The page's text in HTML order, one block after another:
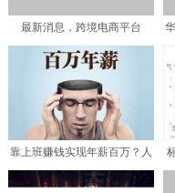
最新消息，跨境电商平台
Starday回馈中国卖家
靠上班赚钱实现年薪百万？人
人贷、有利网、极光金融